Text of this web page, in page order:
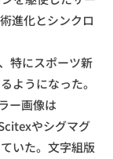
進化とシンクロ
特にスポーツ新
ようになった。
ー画像は
やシグマグ
いた。文字組版